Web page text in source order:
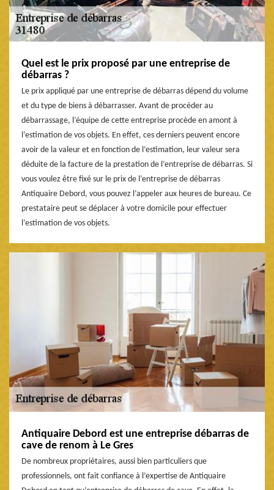
Quel est le prix proposé par une entreprise de
débarras ?
Le prix appliqué par une entreprise de débarras dépend du volume
et du type de biens à débarrasser. Avant de procéder au
débarrassage, l’équipe de cette entreprise procède en amont à
l’estimation de vos objets. En effet, ces derniers peuvent encore
avoir de la valeur et en fonction de l’estimation, leur valeur sera
déduite de la facture de la prestation de l’entreprise de débarras. Si
vous voulez être fixé sur le prix de l’entreprise de débarras
Antiquaire Debord, vous pouvez l’appeler aux heures de bureau. Ce
prestataire peut se déplacer à votre domicile pour effectuer
l’estimation de vos objets.
Antiquaire Debord est une entreprise débarras de
cave de renom à Le Gres
De nombreux propriétaires, aussi bien particuliers que
professionnels, ont fait confiance à l’expertise de Antiquaire